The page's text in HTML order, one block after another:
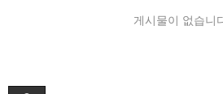
게시물이 없습니